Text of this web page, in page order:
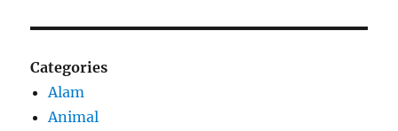
Categories
Alam
Animal